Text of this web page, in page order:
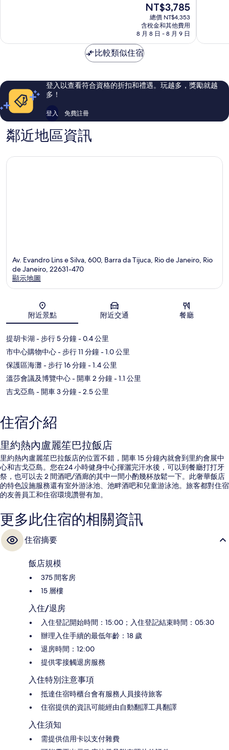
虎
棒
評
論
現
在
價
格
為
NT$3,785
總價 NT$4,353
含稅金和其他費用
8 月 8 日 - 8 月 9 日
常
評
論
比較類似住宿
登入以查看符合資格的折扣和禮遇。玩越多，獎勵就越
多！
登入 免費註冊
鄰近地區資訊
Av. Evandro Lins e Silva, 600, Barra da Tijuca, Rio de Janeiro, Rio
de Janeiro, 22631-470
顯示地圖
附近景點 附近交通 餐廳
提胡卡湖 - 步行 5 分鐘- 0.4 公里
市中心購物中心- 步行 11 分鐘- 1.0 公里
保護區海灘- 步行 16 分鐘- 1.4 公里
溫莎會議及博覽中心- 開車 2 分鐘- 1.1 公里
吉戈亞島 - 開車 3 分鐘- 2.5 公里
住宿介紹
里約熱內盧麗笙巴拉飯店
里約熱內盧麗笙巴拉飯店的位置不錯，開車 15 分鐘內就會到里約會展中
心和吉戈亞島。您在24 小時健身中心揮灑完汗水後，可以到餐廳打打牙
祭，也可以去 2 間酒吧/酒廊的其中一間小酌幾杯放鬆一下。此奢華飯店
的特色設施服務還有室外游泳池、池畔酒吧和兒童游泳池。旅客都對住宿
的友善員工和住宿環境讚譽有加。
更多此住宿的相關資訊
住宿摘要
飯店規模
375 間客房
15 層樓
入住/退房
入住登記開始時間：15:00；入住登記結束時間：05:30
辦理入住手續的最低年齡：18 歲
退房時間：12:00
提供零接觸退房服務
入住特別注意事項
抵達住宿時櫃台會有服務人員接待旅客
住宿提供的資訊可能經由自動翻譯工具翻譯
入住須知
需提供信用卡以支付雜費